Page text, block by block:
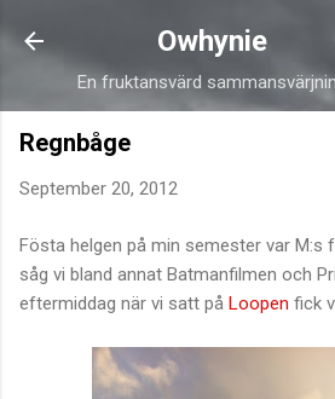
Skip to main
Owhynie
En fruktansvärd
Regnbåge
September 20, 2012
Fösta helgen på min semester var M:s
såg vi bland annat Batmanfilmen och
eftermiddag när vi satt på Loopen fick